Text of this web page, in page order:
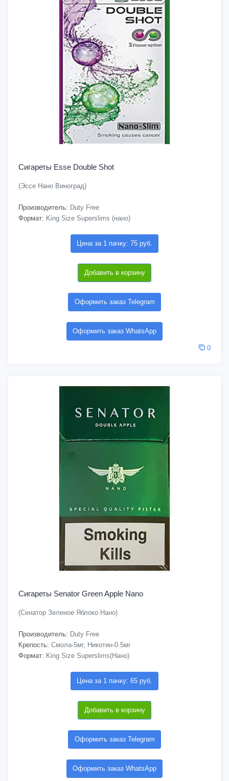
Сигареты Esse Double Shot
(Эссе Нано Виноград)
Производитель: Duty Free
Формат: King Size Superslims (нано)
Цена за 1 пачку: 75 руб.
Добавить в корзину
Оформить заказ Telegram
Оформить заказ WhatsApp
0
Сигареты Senator Green Apple Nano
(Сенатор Зеленое Яблоко Нано)
Производитель: Duty Free
Крепость: Смола-5мг, Никотин-0.5мг
Формат: King Size Superslims(Нано)
Цена за 1 пачку: 65 руб.
Добавить в корзину
Оформить заказ Telegram
Оформить заказ WhatsApp